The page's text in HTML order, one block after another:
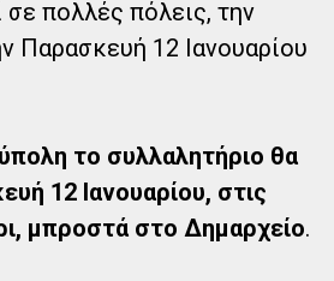
σε πολλές πόλεις, την
Παρασκευή 12 Ιανουαρίου
το συλλαλητήριο θα
12 Ιανουαρίου, στις
μπροστά στο Δημαρχείο.